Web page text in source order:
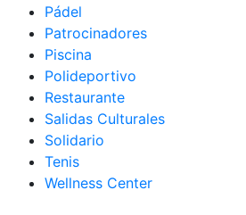
Estructura
ejecutiva
Fundación
Servicios
Instalaciones
Preguntas
Frecuentes
(FAQs)
Pádel
Patrocinadores
Piscina
Polideportivo
Restaurante
Salidas Culturales
Solidario
Tenis
Wellness Center